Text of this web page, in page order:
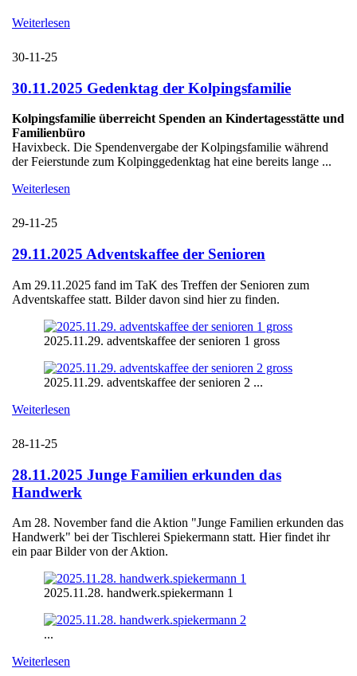
Weiterlesen
30-11-25
30.11.2025 Gedenktag der Kolpingsfamilie
Kolpingsfamilie überreicht Spenden an Kindertagesstätte und
Familienbüro
Havixbeck. Die Spendenvergabe der Kolpingsfamilie während
der Feierstunde zum Kolpinggedenktag hat eine bereits lange ...
Weiterlesen
29-11-25
29.11.2025 Adventskaffee der Senioren
Am 29.11.2025 fand im TaK des Treffen der Senioren zum
Adventskaffee statt. Bilder davon sind hier zu finden.
2025.11.29. adventskaffee der senioren 1 gross
2025.11.29. adventskaffee der senioren 2 ...
Weiterlesen
28-11-25
28.11.2025 Junge Familien erkunden das
Handwerk
Am 28. November fand die Aktion "Junge Familien erkunden das
Handwerk" bei der Tischlerei Spiekermann statt. Hier findet ihr
ein paar Bilder von der Aktion.
2025.11.28. handwerk.spiekermann 1
...
Weiterlesen